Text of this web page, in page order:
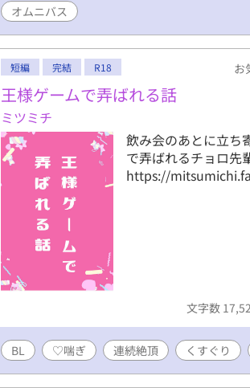
オムニバス
短編 完結 R18 お
王様ゲームで弄ばれる話
ミツミチ
飲み会のあとに立ち
で弄ばれるチョロ先
https://
文字数
BL ♡喘ぎ 連続絶頂 くすぐり